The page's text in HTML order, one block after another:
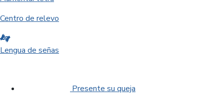
Centro de relevo
Lengua de señas
Presente su queja